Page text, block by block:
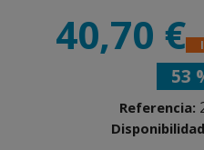
40,70 €
53
Referencia: